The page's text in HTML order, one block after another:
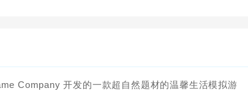
Company 开发的一款超自然题材的温馨生活模拟游